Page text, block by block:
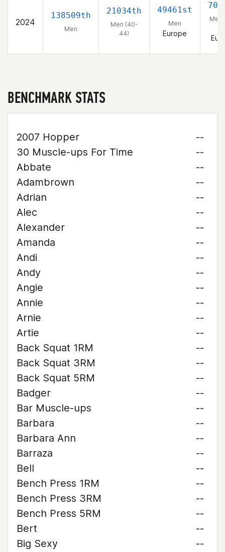
2024
138509th
Men
21034th
Men (40-
44)
49461st
Men
Europe
Men
BENCHMARK STATS
2007 Hopper
--
30 Muscle-ups For Time
--
Abbate
--
Adambrown
--
Adrian
--
Alec
--
Alexander
--
Amanda
--
Andi
--
Andy
--
Angie
--
Annie
--
Arnie
--
Artie
--
Back Squat 1RM
--
Back Squat 3RM
--
Back Squat 5RM
--
Badger
--
Bar Muscle-ups
--
Barbara
--
Barbara Ann
--
Barraza
--
Bell
--
Bench Press 1RM
--
Bench Press 3RM
--
Bench Press 5RM
--
Bert
--
Big Sexy
--